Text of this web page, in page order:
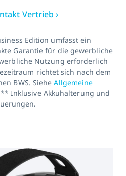
Vertrieb ›
Edition umfasst ein
Garantie für die gewerbliche
Nutzung erforderlich
richtet sich nach dem
BWS. SieheAllgemeine
Inklusive Akkuhalterung und